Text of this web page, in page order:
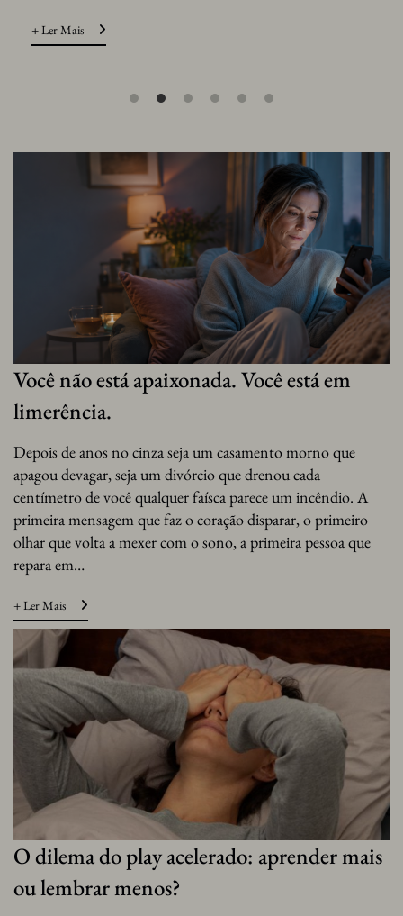
+ Ler Mais
Você não está apaixonada. Você está em
limerência.
Depois de anos no cinza seja um casamento morno que
apagou devagar, seja um divórcio que drenou cada
centímetro de você qualquer faísca parece um incêndio. A
primeira mensagem que faz o coração disparar, o primeiro
olhar que volta a mexer com o sono, a primeira pessoa que
repara em…
+ Ler Mais
O dilema do play acelerado: aprender mais
ou lembrar menos?